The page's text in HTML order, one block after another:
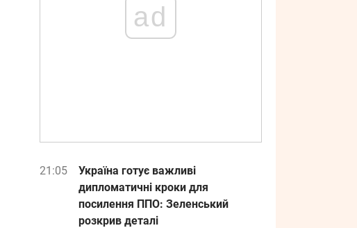
ad
21:05
Україна готує важливі
дипломатичні кроки для
посилення ППО: Зеленський
розкрив деталі